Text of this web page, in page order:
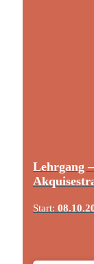
Lehrgang
Start: